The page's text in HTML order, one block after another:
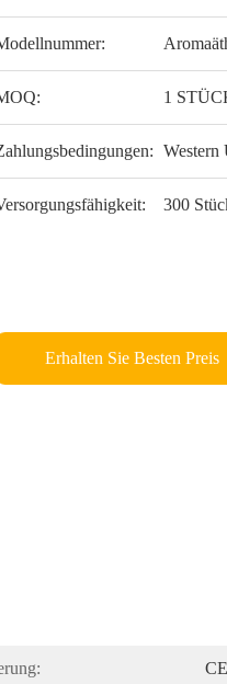
1
300
Erhalten Sie Besten Preis